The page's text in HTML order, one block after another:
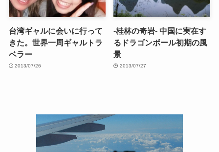
台湾ギャルに会いに行って
きた。世界一周ギャルトラ
ベラー
2013/07/26
-桂林の奇岩- 中国に実在す
るドラゴンボール初期の風
景
2013/07/27